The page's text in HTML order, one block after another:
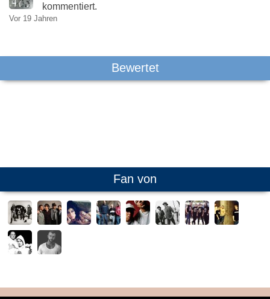
kommentiert.
Vor 19 Jahren
Bewertet
Fan von